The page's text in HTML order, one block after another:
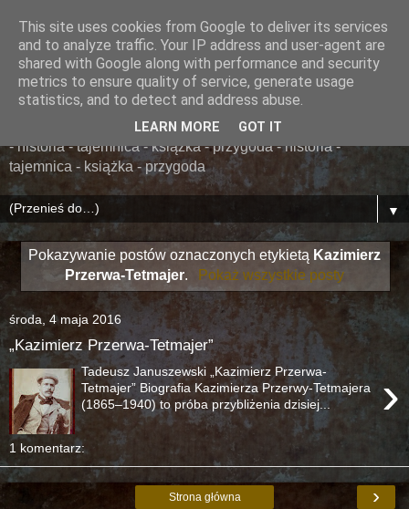
......... ZAPOMNIANA
BIBLIOTEKA ........
książka - przygoda - historia - tajemnica - książka - przygoda
- historia - tajemnica - książka - przygoda - historia -
tajemnica - książka - przygoda
▼
Pokazywanie postów oznaczonych etykietą Kazimierz
Przerwa-Tetmajer. Pokaż wszystkie posty
środa, 4 maja 2016
„Kazimierz Przerwa-Tetmajer”
›
Tadeusz Januszewski „Kazimierz Przerwa-
Tetmajer” Biografia Kazimierza Przerwy-Tetmajera
(1865–1940) to próba przybliżenia dzisiej...
1 komentarz:
›
Strona główna
This site uses cookies from Google to deliver its services
and to analyze traffic. Your IP address and user-agent are
shared with Google along with performance and security
metrics to ensure quality of service, generate usage
statistics, and to detect and address abuse.
LEARN MORE GOT IT